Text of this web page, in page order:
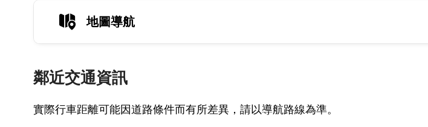
地圖導航
鄰近交通資訊
實際行車距離可能因道路條件而有所差異，請以導航路線為準。